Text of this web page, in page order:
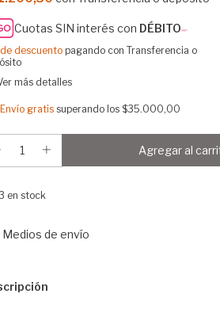
Cuotas SIN interés con DÉBITO
descuento pagando con Transferencia o
más detalles
Envío gratis superando los $35.000,00
en stock
Medios de envío